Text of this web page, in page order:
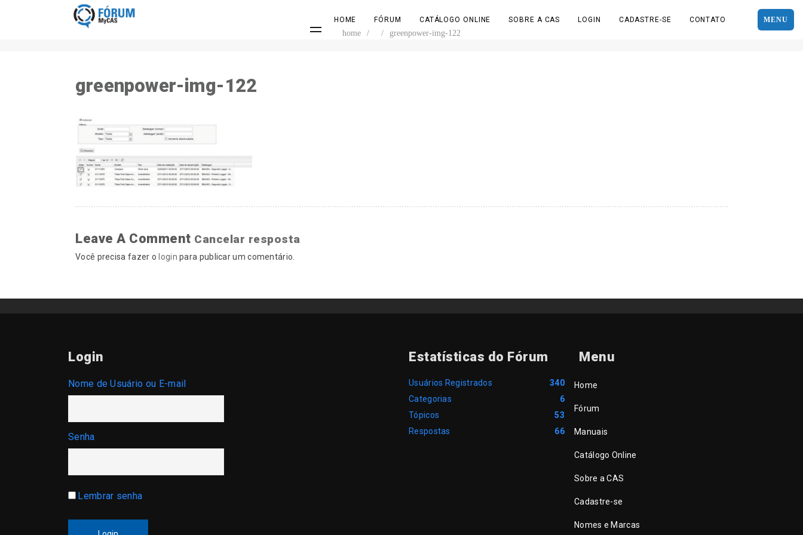
MENU
HOME FÓRUM CATÁLOGO ONLINE SOBRE A CAS LOGIN CADASTRE-SE CONTATO
home / / greenpower-img-122
greenpower-img-122
Leave A Comment Cancelar resposta
Você precisa fazer o login para publicar um comentário.
Login
Nome de Usuário ou E-mail
Senha
Lembrar senha
Estatísticas do Fórum
Usuários Registrados
340
Categorias
6
Tópicos
53
Respostas
66
Menu
Home
Fórum
Manuais
Catálogo Online
Sobre a CAS
Cadastre-se
Nomes e Marcas